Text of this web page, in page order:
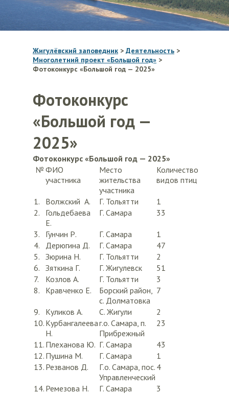
Жигулёвский заповедник > Деятельность >
Многолетний проект «Большой год» >
Фотоконкурс «Большой год — 2025»
Фотоконкурс
«Большой год —
2025»
Фотоконкурс «Большой год — 2025»
№ ФИО
участника
Место
жительства
участника
Количество
видов птиц
1. Волжский А. Г. Тольятти
1
2.
Гольдебаева
Е.
Г. Самара 33
3. Гунчин Р. Г. Самара
1
4.
Дерюгина Д. Г. Самара
47
5. Зюрина Н. Г. Тольятти
2
6. Зяткина Г. Г. Жигулевск
51
7.
Козлов А. Г. Тольятти
3
8.
Кравченко Е.
Борский район,
с. Долматовка
7
9. Куликов А. С. Жигули
2
10. Курбангалеева
Н.
г.о. Самара, п.
Прибрежный
23
11. Плеханова Ю. Г. Самара
43
12. Пушина М. Г. Самара
1
13. Резванов Д.
Г.о. Самара, пос.
Управленческий
4
14. Ремезова Н. Г. Самара
3